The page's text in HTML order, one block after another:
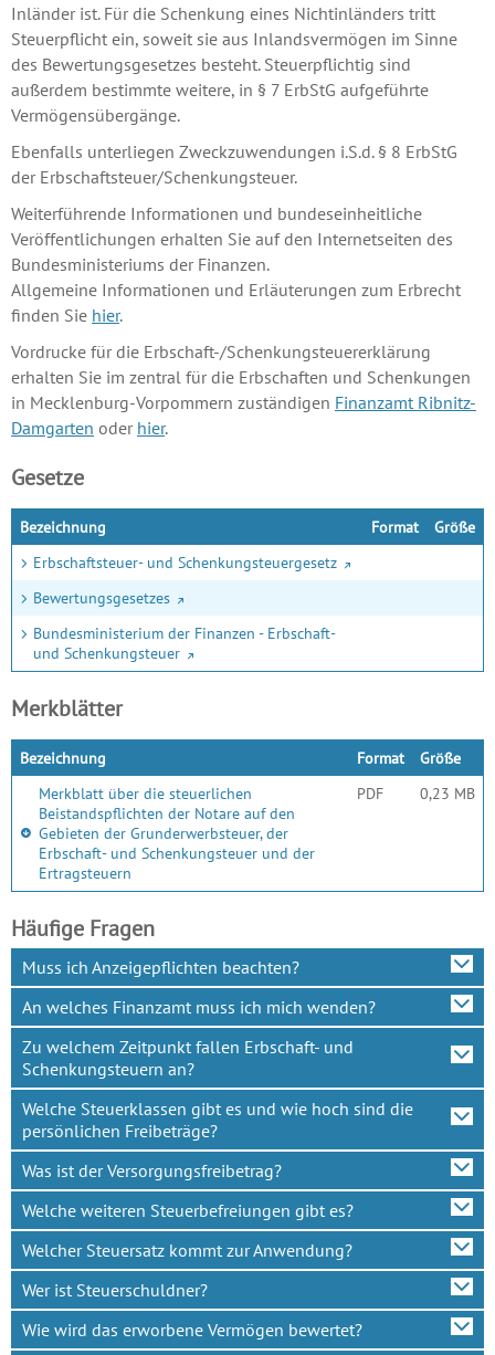
Inländer ist. Für die Schenkung eines Nichtinländers tritt
Steuerpflicht ein, soweit sie aus Inlandsvermögen im Sinne
des Bewertungsgesetzes besteht. Steuerpflichtig sind
außerdem bestimmte weitere, in § 7 ErbStG aufgeführte
Vermögensübergänge.
Ebenfalls unterliegen Zweckzuwendungen i.S.d. § 8 ErbStG
der Erbschaftsteuer/Schenkungsteuer.
Weiterführende Informationen und bundeseinheitliche
Veröffentlichungen erhalten Sie auf den Internetseiten des
Bundesministeriums der Finanzen.
Allgemeine Informationen und Erläuterungen zum Erbrecht
finden Sie hier.
Vordrucke für die Erbschaft-/Schenkungsteuererklärung
erhalten Sie im zentral für die Erbschaften und Schenkungen
in Mecklenburg-Vorpommern zuständigen Finanzamt Ribnitz-
Damgarten oder hier.
Gesetze
Bezeichnung Format
Größe
Erbschaftsteuer- und Schenkungsteuergesetz
Bewertungsgesetzes
Bundesministerium der Finanzen - Erbschaft-
und Schenkungsteuer
Merkblätter
Bezeichnung Format
Größe
Merkblatt über die steuerlichen
Beistandspflichten der Notare auf den
Gebieten der Grunderwerbsteuer, der
Erbschaft- und Schenkungsteuer und der
Ertragsteuern
PDF 0,23 MB
Häufige Fragen
Muss ich Anzeigepflichten beachten?
An welches Finanzamt muss ich mich wenden?
Zu welchem Zeitpunkt fallen Erbschaft- und
Schenkungsteuern an?
Welche Steuerklassen gibt es und wie hoch sind die
persönlichen Freibeträge?
Was ist der Versorgungsfreibetrag?
Welche weiteren Steuerbefreiungen gibt es?
Welcher Steuersatz kommt zur Anwendung?
Wer ist Steuerschuldner?
Wie wird das erworbene Vermögen bewertet?